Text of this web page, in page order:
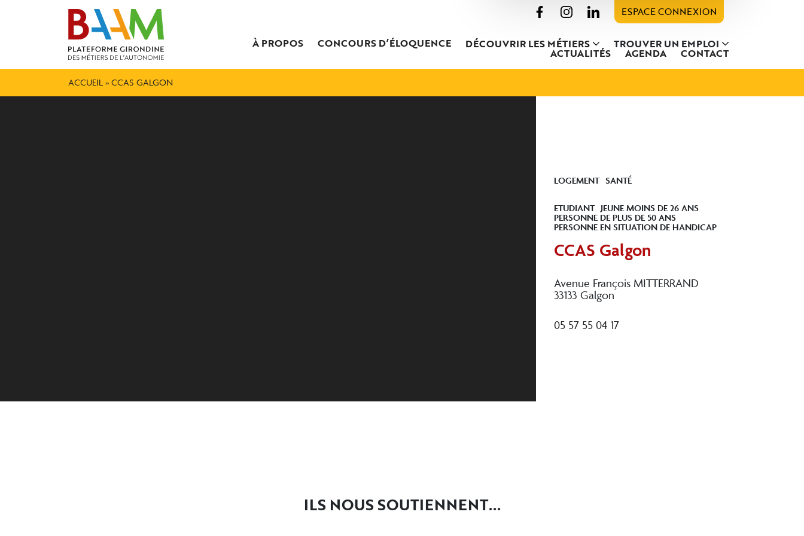
ESPACE CONNEXION
À PROPOS CONCOURS D’ÉLOQUENCE DÉCOUVRIR LES MÉTIERS TROUVER UN EMPLOI
ACTUALITÉS AGENDA CONTACT
ACCUEIL » CCAS GALGON
LOGEMENT SANTÉ
ETUDIANT JEUNE MOINS DE 26 ANS
PERSONNE DE PLUS DE 50 ANS
PERSONNE EN SITUATION DE HANDICAP
CCAS Galgon
Avenue François MITTERRAND
33133 Galgon
05 57 55 04 17
ILS NOUS SOUTIENNENT...